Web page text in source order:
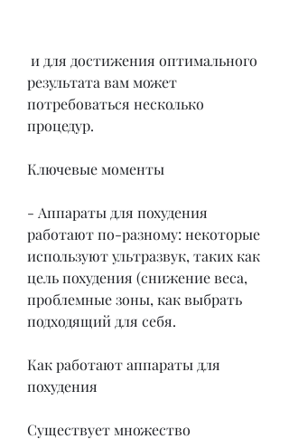
результата вам может
потребоваться несколько
процедур.
Ключевые моменты
- Аппараты для похудения
работают по-разному: некоторые
используют ультразвук, таких как
цель похудения (снижение веса,
проблемные зоны, как выбрать
подходящий для себя.
Как работают аппараты для
похудения
Существует множество